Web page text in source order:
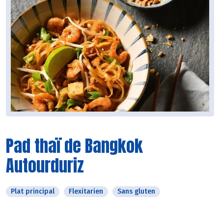
Pad thaï de Bangkok
Autourduriz
Plat principal Flexitarien
Sans gluten